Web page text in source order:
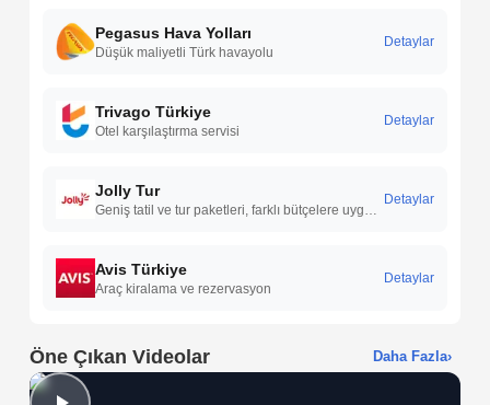
Pegasus Hava Yolları
Düşük maliyetli Türk havayolu
Detaylar
Trivago Türkiye
Otel karşılaştırma servisi
Detaylar
Jolly Tur Detaylar
Avis Türkiye
Araç kiralama ve rezervasyon
Detaylar
Öne Çıkan Videolar Daha Fazla›